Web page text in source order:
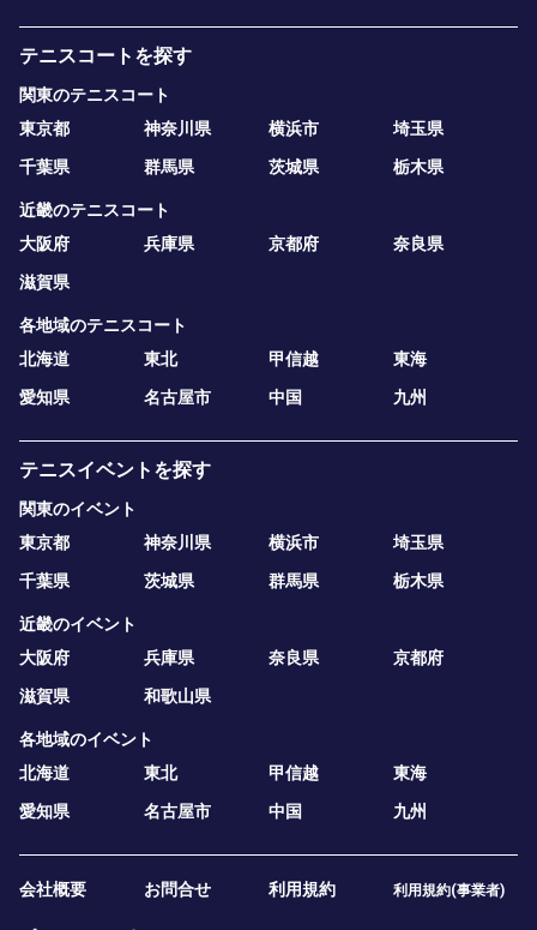
テニスコートを探す
関東のテニスコート
東京都
神奈川県 横浜市
埼玉県
千葉県
群馬県 茨城県 栃木県
近畿のテニスコート
大阪府
兵庫県 京都府
奈良県
滋賀県
各地域のテニスコート
北海道
東北 甲信越
東海
愛知県
名古屋市 中国 九州
テニスイベントを探す
関東のイベント
東京都
神奈川県 横浜市
埼玉県
千葉県
茨城県 群馬県 栃木県
近畿のイベント
大阪府
兵庫県 奈良県
京都府
滋賀県
和歌山県
各地域のイベント
北海道
東北 甲信越
東海
愛知県
名古屋市 中国 九州
会社概要 お問合せ 利用規約 利用規約(事業者)